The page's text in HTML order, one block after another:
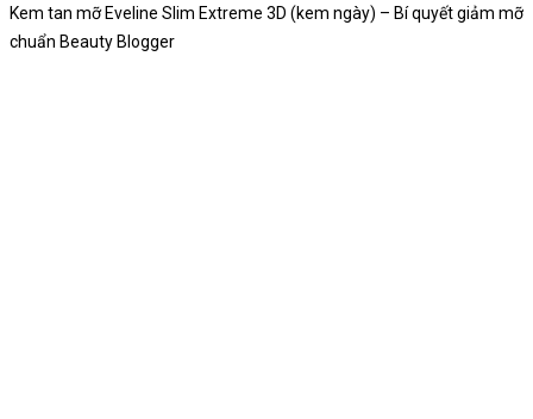
Kem tan mỡ Eveline Slim Extreme 3D (kem ngày) – Bí quyết giảm mỡ
chuẩn Beauty Blogger